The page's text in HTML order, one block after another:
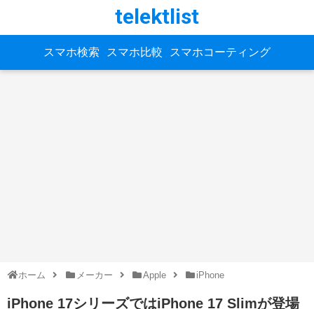
telektlist
スマホ検索 スマホ比較 スマホコーティング
ホーム メーカー Apple iPhone
iPhone 17シリーズではiPhone 17 Slimが登場